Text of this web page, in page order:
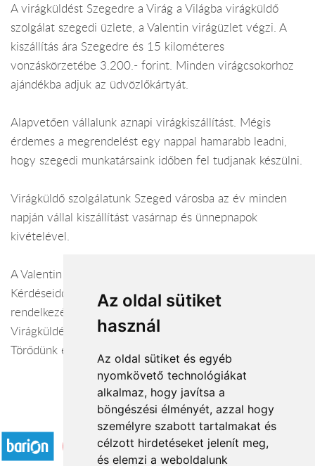
Az oldal sütiket
használ
Az oldal sütiket és egyéb
nyomkövető technológiákat
alkalmaz, hogy javítsa a
böngészési élményét, azzal hogy
személyre szabott tartalmakat és
célzott hirdetéseket jelenít meg,
és elemzi a weboldalunk
A virágküldést Szegedre a Virág a Világba virágküldő
szolgálat szegedi üzlete, a Valentin virágüzlet végzi. A
kiszállítás ára Szegedre és 15 kilométeres
vonzáskörzetébe 3.200.- forint. Minden virágcsokorhoz
ajándékba adjuk az üdvözlőkártyát.
Alapvetően vállalunk aznapi virágkiszállítást. Mégis
érdemes a megrendelést egy nappal hamarabb leadni,
hogy szegedi munkatársaink időben fel tudjanak készülni.
Virágküldő szolgálatunk Szeged városba az év minden
napján vállal kiszállítást vasárnap és ünnepnapok
kivételével.
A Valentin virágüzlet webáruháza:
Kérdéseiddel kapcsolatban örömmel állunk
rendelkezésedre.
Virágküldés Szeged
Törődünk egymással
Elfogadott fizetési módok